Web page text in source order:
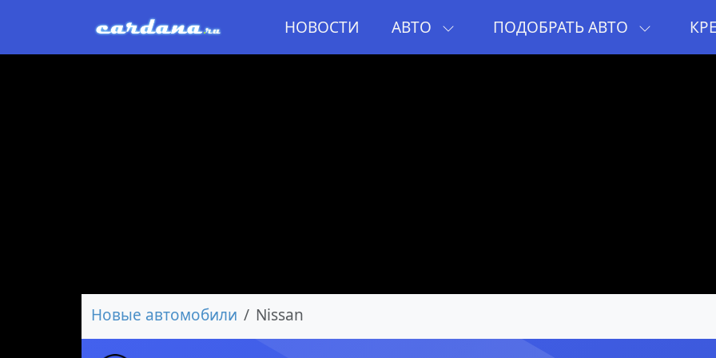
НОВОСТИ АВТО ПОДОБРАТЬ АВТО
Новые автомобили Nissan